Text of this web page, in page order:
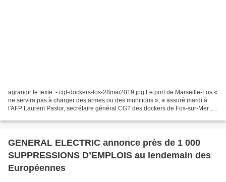
agrandir le texte: - cgt-dockers-fos-28mai2019.jpg Le port de Marseille-Fos «
ne servira pas à charger des armes ou des munitions », a assuré mardi à
l'AFP Laurent Pastor, secrétaire général CGT des dockers de Fos-sur-Mer ,
GENERAL ELECTRIC annonce près de 1 000
SUPPRESSIONS D’EMPLOIS au lendemain des
Européennes